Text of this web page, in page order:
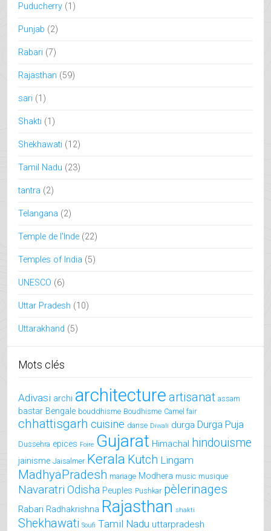
Puducherry (1)
Punjab (2)
Rabari (7)
Rajasthan (59)
sari (1)
Shakti (1)
Shekhawati (12)
Tamil Nadu (23)
tantra (2)
Telangana (2)
Temple de l'Inde (22)
Temples of India (5)
UNESCO (6)
Uttar Pradesh (10)
Uttarakhand (5)
Mots clés
Adivasi archi architecture artisanat assam
bastar Bengale bouddhisme Boudhisme Camel fair
chhattisgarh cuisine danse Diwali durga Durga Puja
Dussehra epices Foire Gujarat Himachal hindouisme
jainisme Jaisalmer Kerala Kutch Lingam
MadhyaPradesh mariage Modhera music musique
Navaratri Odisha Peuples Pushkar pèlerinages
Rabari Radhakrishna Rajasthan shakti
Shekhawati Soufi Tamil Nadu uttarpradesh